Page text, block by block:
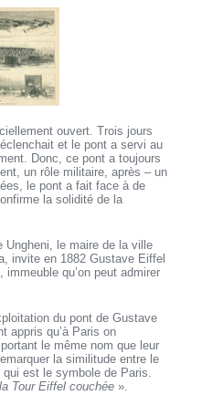
ouvert. Trois jours
et le pont a servi au
Donc, ce pont a toujours
un rôle militaire, après – un
le pont a fait face à de
la solidité de la
Ungheni, le maire de la ville
invite en 1882 Gustave Eiffel
qu’on peut admirer
du pont de Gustave
appris qu’à Paris on
le même nom que leur
la similitude entre le
est le symbole de Paris.
la Tour Eiffel couchée ».